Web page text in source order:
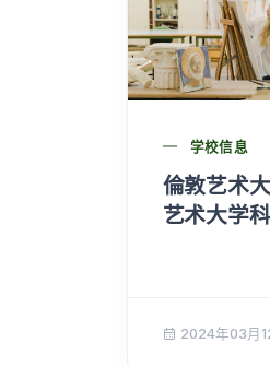
学校信息
倫敦艺术
艺术大学
2024年03月